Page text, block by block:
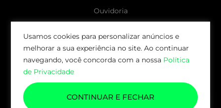
Usamos cookies para personalizar anúncios e
melhorar a sua experiência no site. Ao continuar
navegando, você concorda com a nossa Política
de Privacidade
CONTINUAR E FECHAR
Ouvidoria
© 2026 AUDAX CAPITAL | TODOS OS DIREITOS